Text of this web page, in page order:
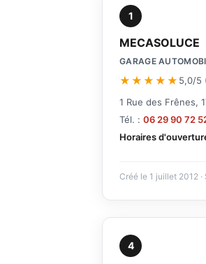
1
MECASOLUCE
GARAGE
★★★★★ 5,0/5
1 Rue des Frênes,
Tél. : 06 29 90 72
Horaires
Créé le 1 juillet 2012
4